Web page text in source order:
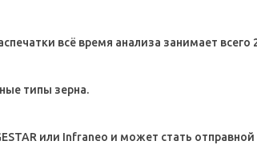
всё время анализа занимает всего
типы зерна.
или Infraneo и может стать